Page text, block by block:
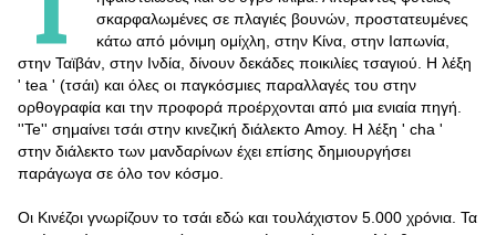
σκαρφαλωμένες σε πλαγιές βουνών, προστατευμένες
κάτω από μόνιμη ομίχλη, στην Κίνα, στην Ιαπωνία,
στην Ταϊβάν, στην Ινδία, δίνουν δεκάδες ποικιλίες τσαγιού. Η λέξη
' tea ' (τσάι) και όλες οι παγκόσμιες παραλλαγές του στην
ορθογραφία και την προφορά προέρχονται από μια ενιαία πηγή.
''Te'' σημαίνει τσάι στην κινεζική διάλεκτο Amoy. Η λέξη ' cha '
στην διάλεκτο των μανδαρίνων έχει επίσης δημιουργήσει
παράγωγα σε όλο τον κόσμο.
Οι Κινέζοι γνωρίζουν το τσάι εδώ και τουλάχιστον 5.000 χρόνια. Τα